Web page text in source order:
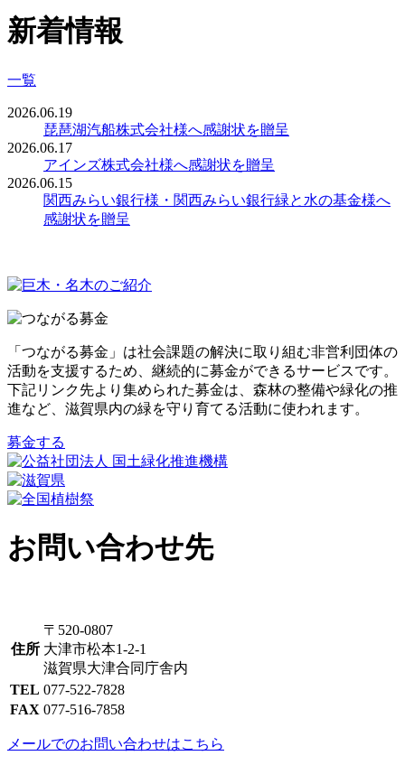
新着情報
一覧
2026.06.19
琵琶湖汽船株式会社様へ感謝状を贈呈
2026.06.17
アインズ株式会社様へ感謝状を贈呈
2026.06.15
関西みらい銀行様・関西みらい銀行緑と水の基金様へ
感謝状を贈呈
「つながる募金」は社会課題の解決に取り組む非営利団体の
活動を支援するため、継続的に募金ができるサービスです。
下記リンク先より集められた募金は、森林の整備や緑化の推
進など、滋賀県内の緑を守り育てる活動に使われます。
募金する
お問い合わせ先
住所
〒520-0807
大津市松本1-2-1
滋賀県大津合同庁舎内
TEL 077-522-7828
FAX 077-516-7858
メールでのお問い合わせはこちら